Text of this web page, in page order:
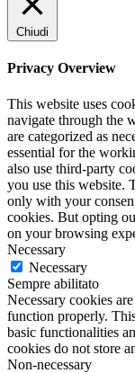
Chiudi
Privacy Overview
This website uses
navigate through the
are categorized as
essential for the
also use third-party
you use this website.
only with your
cookies. But opting
on your browsing
Necessary
Necessary
Sempre abilitato
Necessary cookies
function properly.
basic functionalities
cookies do not store
Non-necessary